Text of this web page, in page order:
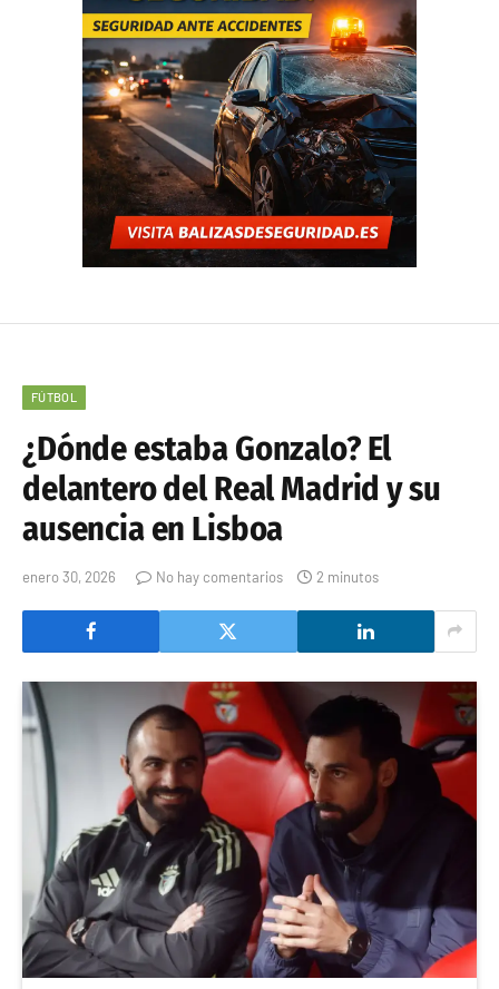
FÚTBOL
¿Dónde estaba Gonzalo? El
delantero del Real Madrid y su
ausencia en Lisboa
enero 30, 2026 No hay comentarios 2 minutos